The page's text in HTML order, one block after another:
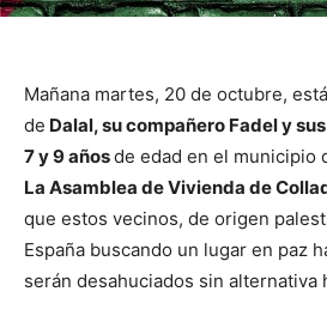
Mañana martes, 20 de octubre,
de Dalal, su compañero Fadel y
7 y 9 añosde edad en el municipio
La Asamblea de Vivienda de
que estos vecinos, de origen
España buscando un lugar en paz
serán desahuciados sin alternativa